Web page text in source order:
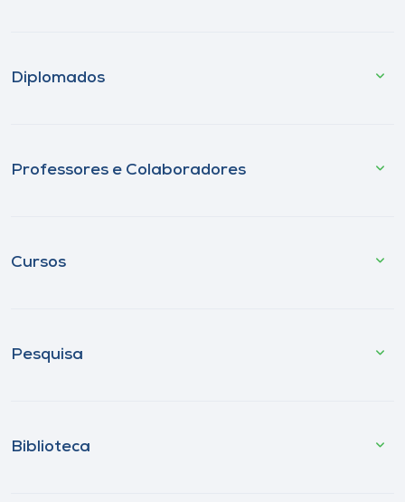
Diplomados
Professores e Colaboradores
Cursos
Pesquisa
Biblioteca